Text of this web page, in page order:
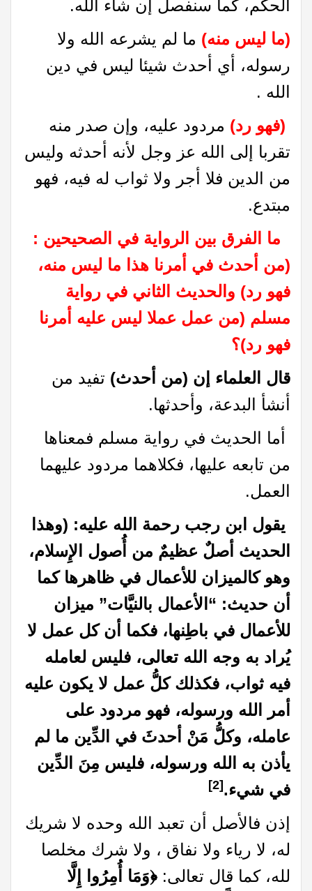
الحكم، كما سنفصل إن شاء الله.
(ما ليس منه) ما لم يشرعه الله ولا
رسوله، أي أحدث شيئا ليس في دين
الله .
(فهو رد) مردود عليه، وإن صدر منه
تقربا إلى الله عز وجل لأنه أحدثه وليس
من الدين فلا أجر ولا ثواب له فيه، فهو
مبتدع.
ما الفرق بين الرواية في الصحيحين :
(من أحدث في أمرنا هذا ما ليس منه،
فهو رد) والحديث الثاني في رواية
مسلم (من عمل عملا ليس عليه أمرنا
فهو رد)؟
قال العلماء إن (من أحدث) تفيد من
أنشأ البدعة، وأحدثها.
أما الحديث في رواية مسلم فمعناها
من تابعه عليها، فكلاهما مردود عليهما
العمل.
يقول ابن رجب رحمة الله عليه: (وهذا
الحديث أصلٌ عظيمٌ من أُصول الإِسلام،
وهو كالميزان للأعمال في ظاهرها كما
أن حديث: “الأعمال بالنيَّات” ميزان
للأعمال في باطِنها، فكما أن كل عمل لا
يُراد به وجه الله تعالى، فليس لعامله
فيه ثواب، فكذلك كلُّ عمل لا يكون عليه
أمر الله ورسوله، فهو مردود على
عامله، وكلُّ مَنْ أحدثَ في الدِّين ما لم
يأذن به الله ورسوله، فليس مِنَ الدِّين
في شيء.[2]
إذن فالأصل أن تعبد الله وحده لا شريك
له، لا رياء ولا نفاق ، ولا شرك مخلصا
لله، كما قال تعالى: ﴿وَمَا أُمِرُوا إِلَّا